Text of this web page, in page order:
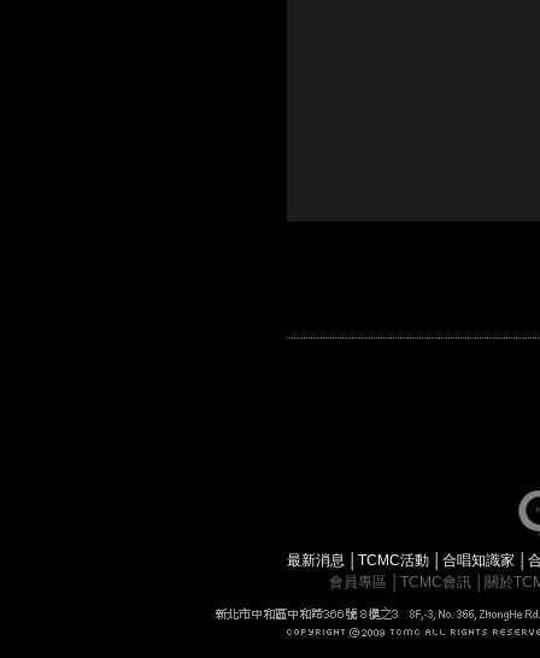
最新消息 │TCMC活動 │合唱知識家 │
會員專區
TCMC會訊 關於